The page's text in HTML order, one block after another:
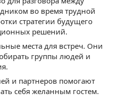
во время трудной
стратегии будущего
решений.
места для встреч. Они
группы людей и
и партнеров помогают
себя желанным гостем.